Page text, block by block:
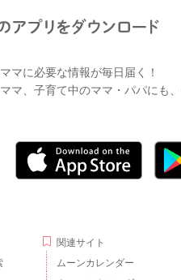
マに必要な情報が毎日届く！
マ、子育て中のママ・パパにも
関連サイト
ムーンカレンダー